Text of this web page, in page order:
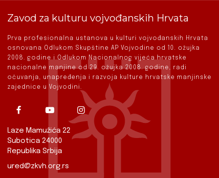
Zavod za kulturu vojvođanskih Hrvata
Prva profesionalna ustanova u kulturi vojvođanskih Hrvata
osnovana Odlukom Skupštine AP Vojvodine od 10. ožujka
2008. godine i Odlukom Nacionalnog vijeća hrvatske
nacionalne manjine od 29. ožujka 2008. godine, radi
očuvanja, unapređenja i razvoja kulture hrvatske manjinske
zajednice u Vojvodini.
Laze Mamužića 22
Subotica 24000
Republika Srbija
ured@zkvh.org.rs